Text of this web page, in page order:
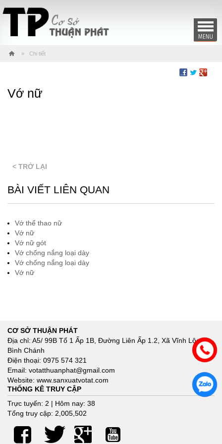
Chi tiết
Vớ nữ
< TRỞ LẠI
BÀI VIẾT LIÊN QUAN
Vớ thể thao nữ
Vớ nữ
Vớ nữ gót
Vớ chống nắng loại dày
Vớ chống nắng loại dày
Vớ nữ
CƠ SỞ THUẬN PHÁT
Địa chỉ: A5/ 99B Tổ 1 Ấp 1B, Đường Liên Ấp 1.2, Xã Vĩnh Lộc A,
Bình Chánh
Điện thoại: 0975 574 321
Email: votatthuanphat@gmail.com
Website: www.sanxuatvotat.com
THỐNG KÊ TRUY CẬP
Trực tuyến: 2 | Hôm nay: 38
Tổng truy cập: 2,005,502